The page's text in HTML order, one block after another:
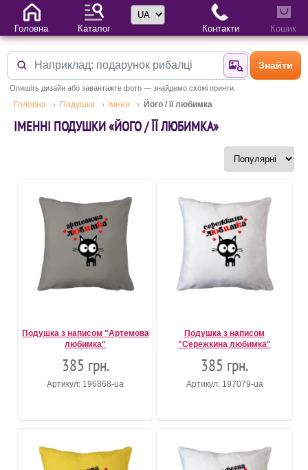
Знайти за
Знайти
Опишіть дизайн або завантажте фото — знайдемо схожі принти.
Головна Подушки Імена Його / її любимка
ІМЕННІ ПОДУШКИ «ЙОГО / ЇЇ ЛЮБИМКА»
Подушка з написом "Артемова
любимка"
385 грн.
Артикул: 196868-ua
Подушка з написом
"Сережкина любимка"
385 грн.
Артикул: 197079-ua
Головна Каталог
Вибір мови
Контакти Кошик